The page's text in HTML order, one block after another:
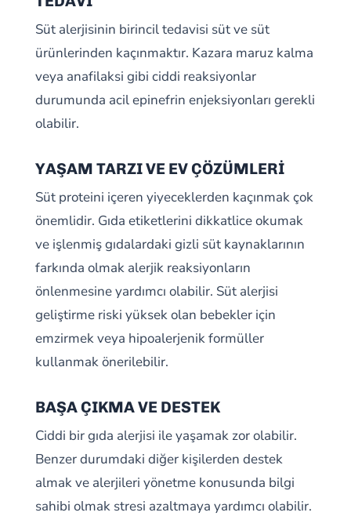
Süt alerjisinin birincil tedavisi süt ve süt
ürünlerinden kaçınmaktır. Kazara maruz kalma
veya anafilaksi gibi ciddi reaksiyonlar
durumunda acil epinefrin enjeksiyonları gerekli
olabilir.
YAŞAM TARZI VE EV ÇÖZÜMLERİ
Süt proteini içeren yiyeceklerden kaçınmak çok
önemlidir. Gıda etiketlerini dikkatlice okumak
ve işlenmiş gıdalardaki gizli süt kaynaklarının
farkında olmak alerjik reaksiyonların
önlenmesine yardımcı olabilir. Süt alerjisi
geliştirme riski yüksek olan bebekler için
emzirmek veya hipoalerjenik formüller
kullanmak önerilebilir.
BAŞA ÇIKMA VE DESTEK
Ciddi bir gıda alerjisi ile yaşamak zor olabilir.
Benzer durumdaki diğer kişilerden destek
almak ve alerjileri yönetme konusunda bilgi
sahibi olmak stresi azaltmaya yardımcı olabilir.